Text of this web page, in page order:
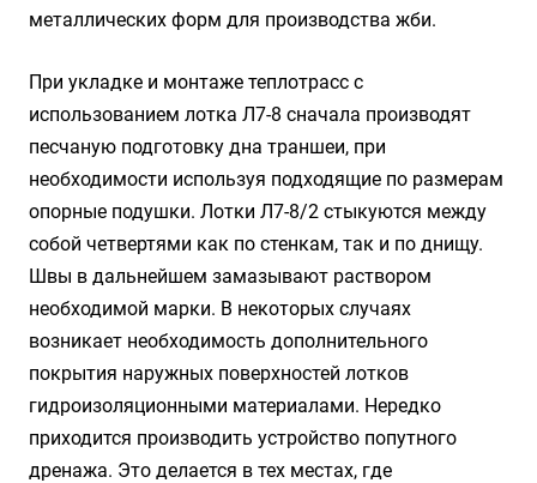
металлических форм для производства жби.
При укладке и монтаже теплотрасс с
использованием лотка Л7-8 сначала производят
песчаную подготовку дна траншеи, при
необходимости используя подходящие по размерам
опорные подушки. Лотки Л7-8/2 стыкуются между
собой четвертями как по стенкам, так и по днищу.
Швы в дальнейшем замазывают раствором
необходимой марки. В некоторых случаях
возникает необходимость дополнительного
покрытия наружных поверхностей лотков
гидроизоляционными материалами. Нередко
приходится производить устройство попутного
дренажа. Это делается в тех местах, где